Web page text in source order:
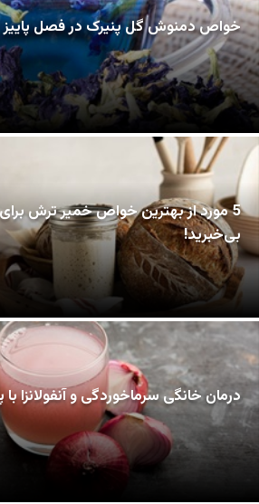
خواص دمنوش گل پنیرک در فصل پاییز
5 مورد از بهترین خواص خمیر ترش
بی‌خبرید!
درمان خانگی سرماخوردگی و آنفولانزا با